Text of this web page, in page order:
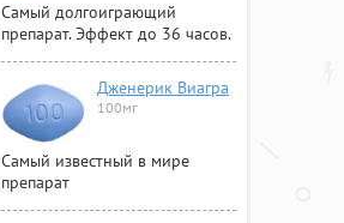
Самый долгоиграющий
препарат. Эффект до 36 часов.
Дженерик Виагра
100мг
Самый известный в мире
препарат